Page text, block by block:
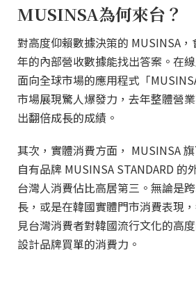
MUSINSA為何來台？
對高度仰賴數據決策的 MUSINSA
年的內部營收數據能找出答案。在
面向全球市場的應用程式「
市場展現驚人爆發力，去年整體營
出翻倍成長的成績。
其次，實體消費方面， MUSINSA
自有品牌 MUSINSA STANDARD 的
台灣人消費佔比高居第三。無論是
長，或是在韓國實體門市消費表現
見台灣消費者對韓國流行文化的高
設計品牌買單的消費力。